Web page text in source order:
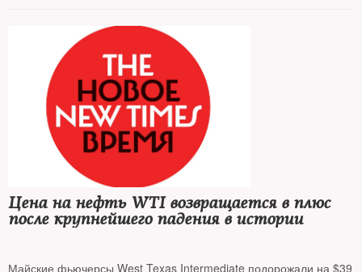
Цена на нефть WTI возвращается в плюс
после крупнейшего падения в истории
Майские фьючерсы West Texas Intermediate подорожали на $39